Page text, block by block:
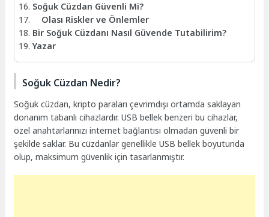
Soğuk Cüzdan Güvenli Mi?
Olası Riskler ve Önlemler
Bir Soğuk Cüzdanı Nasıl Güvende Tutabilirim?
Yazar
Soğuk Cüzdan Nedir?
Soğuk cüzdan, kripto paraları çevrimdışı ortamda saklayan
donanım tabanlı cihazlardır. USB bellek benzeri bu cihazlar,
özel anahtarlarınızı internet bağlantısı olmadan güvenli bir
şekilde saklar. Bu cüzdanlar genellikle USB bellek boyutunda
olup, maksimum güvenlik için tasarlanmıştır.